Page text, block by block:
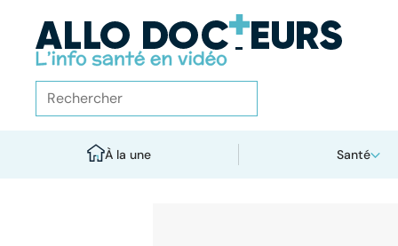
À la une Santé